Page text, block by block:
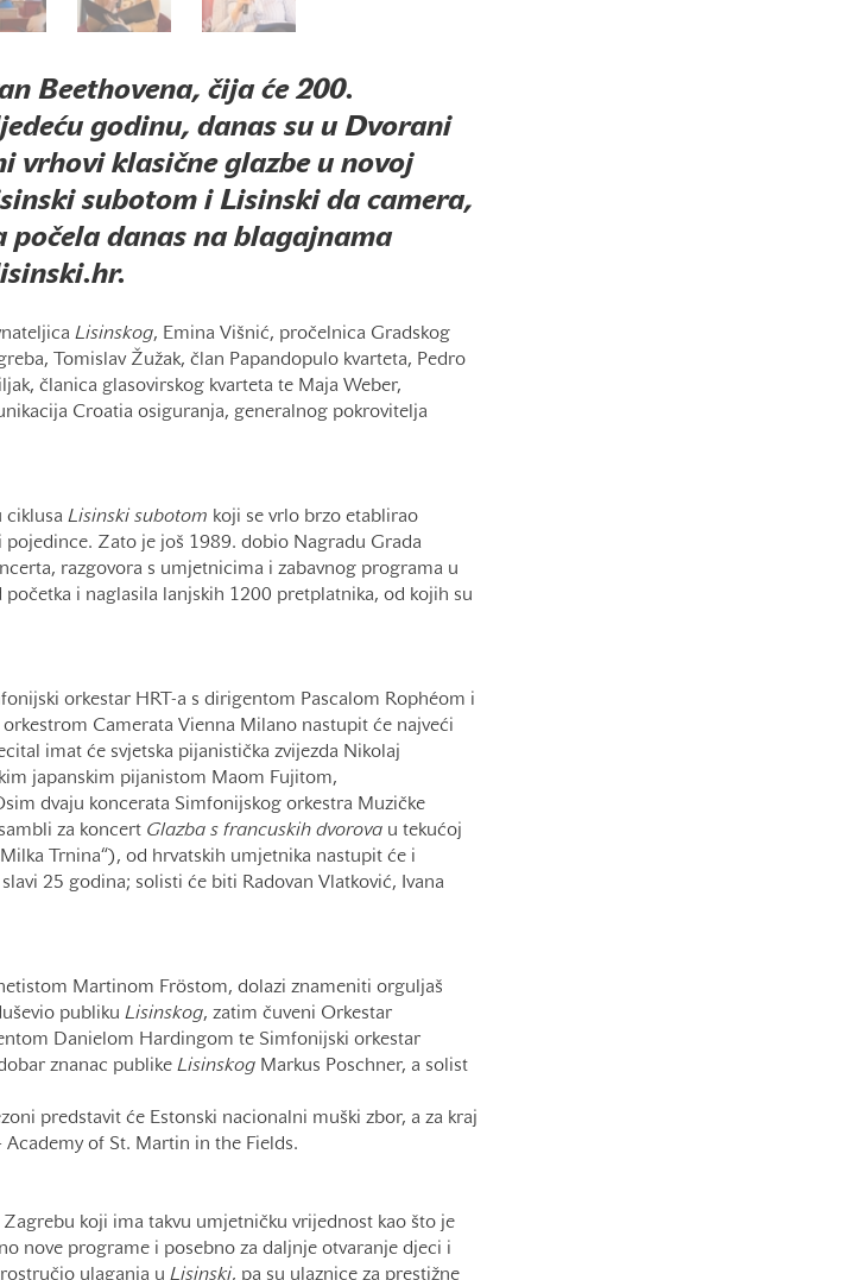
Beethovena, čija će 200.
godinu, danas su u Dvorani
vrhovi klasične glazbe u novoj
subotom i Lisinski da camera,
danas na blagajnama
Lisinskog, Emina Višnić, pročelnica Gradskog
Tomislav Žužak, član Papandopulo kvarteta, Pedro
članica glasovirskog kvarteta te Maja Weber,
Croatia osiguranja, generalnog pokrovitelja
ciklusa Lisinski subotom koji se vrlo brzo etablirao
Zato je još 1989. dobio Nagradu Grada
razgovora s umjetnicima i zabavnog programa u
početka i naglasila lanjskih 1200 pretplatnika, od kojih su
orkestar HRT-a s dirigentom Pascalom Rophéom i
Camerata Vienna Milano nastupit će najveći
imat će svjetska pijanistička zvijezda Nikolaj
japanskim pijanistom Maom Fujitom,
dvaju koncerata Simfonijskog orkestra Muzičke
za koncert Glazba s francuskih dvorova u tekućoj
Trnina“), od hrvatskih umjetnika nastupit će i
25 godina; solisti će biti Radovan Vlatković, Ivana
Martinom Fröstom, dolazi znameniti orguljaš
publiku Lisinskog, zatim čuveni Orkestar
Danielom Hardingom te Simfonijski orkestar
znanac publike Lisinskog Markus Poschner, a solist
predstavit će Estonski nacionalni muški zbor, a za kraj
of St. Martin in the Fields.
koji ima takvu umjetničku vrijednost kao što je
nove programe i posebno za daljnje otvaranje djeci i
ulaganja u Lisinski, pa su ulaznice za prestižne